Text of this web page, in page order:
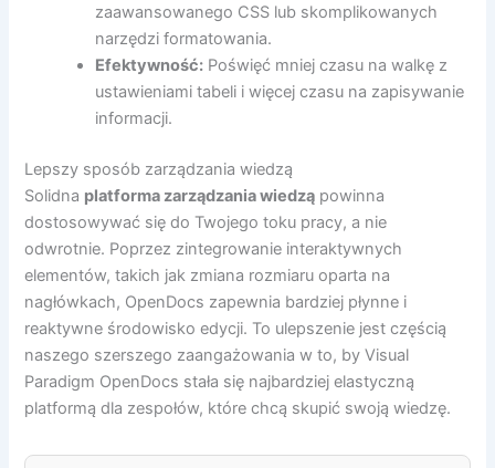
zaawansowanego CSS lub skomplikowanych
narzędzi formatowania.
Efektywność: Poświęć mniej czasu na walkę z
ustawieniami tabeli i więcej czasu na zapisywanie
informacji.
Lepszy sposób zarządzania wiedzą
Solidna platforma zarządzania wiedzą powinna
dostosowywać się do Twojego toku pracy, a nie
odwrotnie. Poprzez zintegrowanie interaktywnych
elementów, takich jak zmiana rozmiaru oparta na
nagłówkach, OpenDocs zapewnia bardziej płynne i
reaktywne środowisko edycji. To ulepszenie jest częścią
naszego szerszego zaangażowania w to, by Visual
Paradigm OpenDocs stała się najbardziej elastyczną
platformą dla zespołów, które chcą skupić swoją wiedzę.